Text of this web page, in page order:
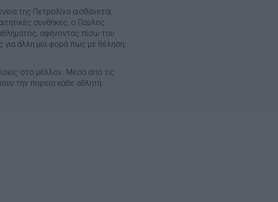
της Πετρολίνα αισθάνεται
συνθήκες, ο Παύλος
αφήνοντας πίσω του
για άλλη μια φορά πως με θέληση,
στο μέλλον. Μέσα από τις
την πορεία κάθε αθλητή.